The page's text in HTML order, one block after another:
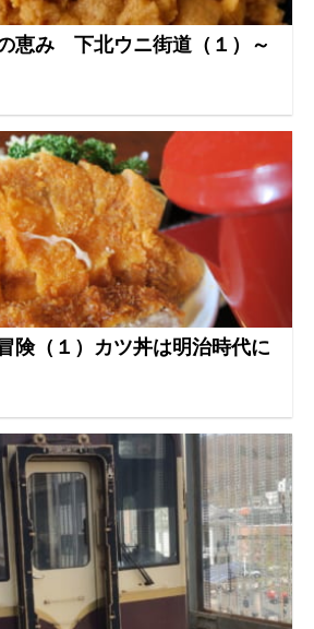
恵み 下北ウニ街道（１）～
険（１）カツ丼は明治時代に